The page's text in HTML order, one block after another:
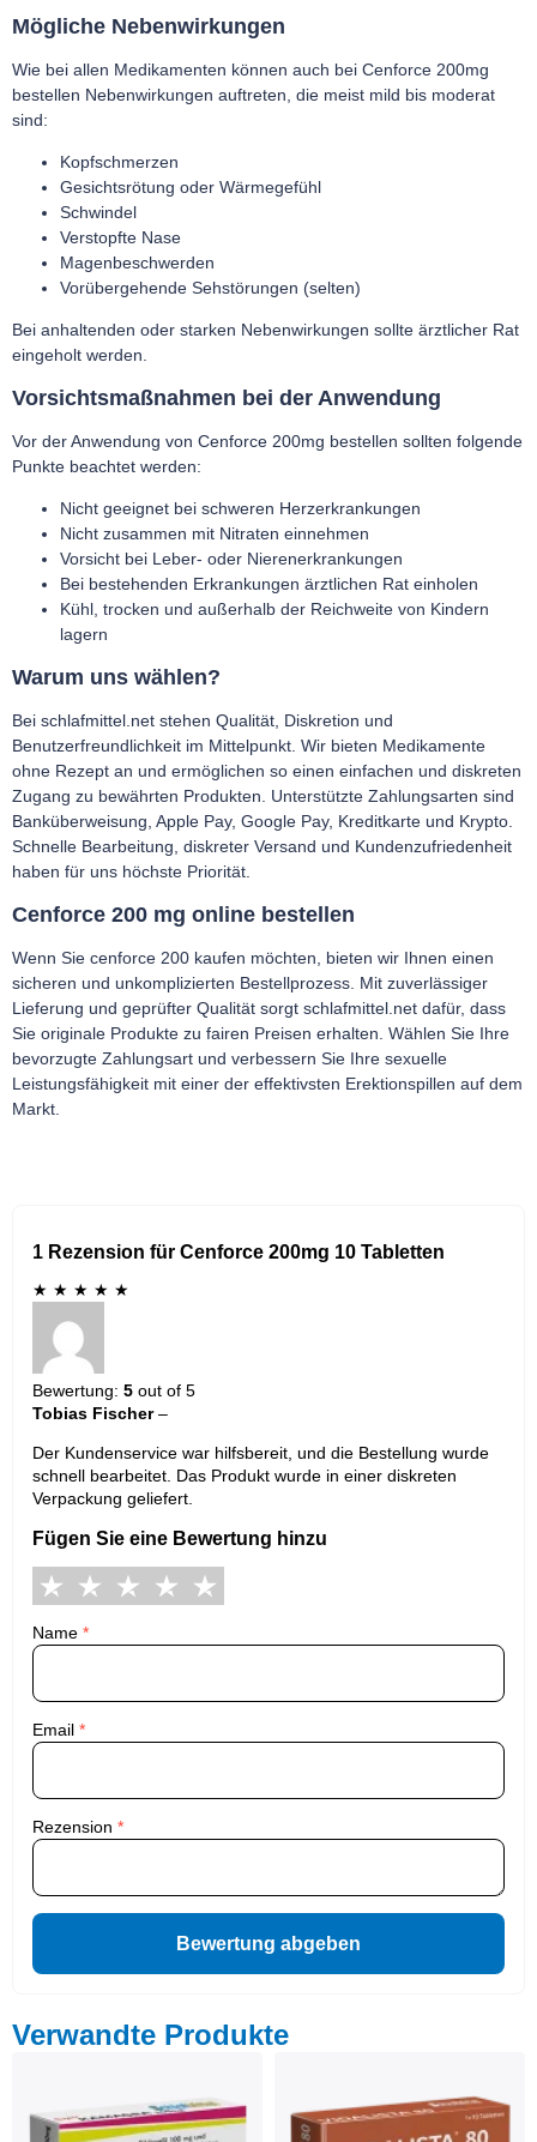
Mögliche Nebenwirkungen
Wie bei allen Medikamenten können auch bei Cenforce 200mg
bestellen Nebenwirkungen auftreten, die meist mild bis moderat
sind:
Kopfschmerzen
Gesichtsrötung oder Wärmegefühl
Schwindel
Verstopfte Nase
Magenbeschwerden
Vorübergehende Sehstörungen (selten)
Bei anhaltenden oder starken Nebenwirkungen sollte ärztlicher Rat
eingeholt werden.
Vorsichtsmaßnahmen bei der Anwendung
Vor der Anwendung von Cenforce 200mg bestellen sollten folgende
Punkte beachtet werden:
Nicht geeignet bei schweren Herzerkrankungen
Nicht zusammen mit Nitraten einnehmen
Vorsicht bei Leber- oder Nierenerkrankungen
Bei bestehenden Erkrankungen ärztlichen Rat einholen
Kühl, trocken und außerhalb der Reichweite von Kindern
lagern
Warum uns wählen?
Bei schlafmittel.net stehen Qualität, Diskretion und
Benutzerfreundlichkeit im Mittelpunkt. Wir bieten Medikamente
ohne Rezept an und ermöglichen so einen einfachen und diskreten
Zugang zu bewährten Produkten. Unterstützte Zahlungsarten sind
Banküberweisung, Apple Pay, Google Pay, Kreditkarte und Krypto.
Schnelle Bearbeitung, diskreter Versand und Kundenzufriedenheit
haben für uns höchste Priorität.
Cenforce 200 mg online bestellen
Wenn Sie cenforce 200 kaufen möchten, bieten wir Ihnen einen
sicheren und unkomplizierten Bestellprozess. Mit zuverlässiger
Lieferung und geprüfter Qualität sorgt schlafmittel.net dafür, dass
Sie originale Produkte zu fairen Preisen erhalten. Wählen Sie Ihre
bevorzugte Zahlungsart und verbessern Sie Ihre sexuelle
Leistungsfähigkeit mit einer der effektivsten Erektionspillen auf dem
Markt.
1 Rezension für Cenforce 200mg 10 Tabletten
★ ★ ★ ★ ★
Bewertung: 5 out of 5
Tobias Fischer–
Der Kundenservice war hilfsbereit, und die Bestellung wurde
schnell bearbeitet. Das Produkt wurde in einer diskreten
Verpackung geliefert.
Fügen Sie eine Bewertung hinzu
Name *
Email *
Rezension *
Bewertung abgeben
Verwandte Produkte